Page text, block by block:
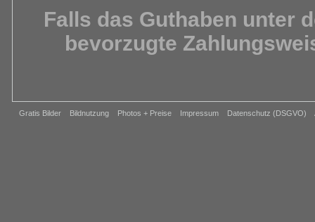
Gratis Bilder Bildnutzung Photos + Preise Impressum Datenschutz (DSGVO)
Falls das Guthaben unter
bevorzugte